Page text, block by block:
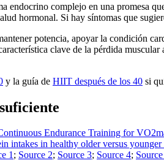
endocrino complejo en una promesa
hormonal. Si hay síntomas que
potencia, apoyar la condición
clave de la pérdida
y la guía de HIIT después de los 40 si
Endurance Training for
intakes in healthy older versus younger
1; Source 2; Source 3; Source 4;